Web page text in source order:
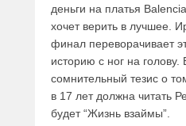
деньги на платья
хочет верить в лучшее.
финал переворачивает
историю с ног на голову.
сомнительный тезис о
в 17 лет должна читать
будет “Жизнь взаймы”.